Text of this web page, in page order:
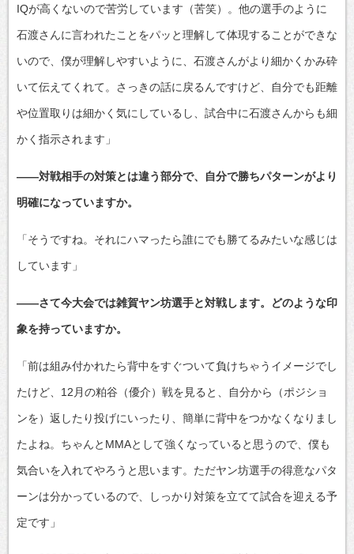
IQが高くないので苦労しています（苦笑）。他の選手のように
石渡さんに言われたことをパッと理解して体現することができな
いので、僕が理解しやすいように、石渡さんがより細かくかみ砕
いて伝えてくれて。さっきの話に戻るんですけど、自分でも距離
や位置取りは細かく気にしているし、試合中に石渡さんからも細
かく指示されます」
――対戦相手の対策とは違う部分で、自分で勝ちパターンがより
明確になっていますか。
「そうですね。それにハマったら誰にでも勝てるみたいな感じは
しています」
――さて今大会では雑賀ヤン坊選手と対戦します。どのような印
象を持っていますか。
「前は組み付かれたら背中をすぐついて負けちゃうイメージでし
たけど、12月の粕谷（優介）戦を見ると、自分から（ポジショ
ンを）返したり投げにいったり、簡単に背中をつかなくなりまし
たよね。ちゃんとMMAとして強くなっていると思うので、僕も
気合いを入れてやろうと思います。ただヤン坊選手の得意なパタ
ーンは分かっているので、しっかり対策を立てて試合を迎える予
定です」